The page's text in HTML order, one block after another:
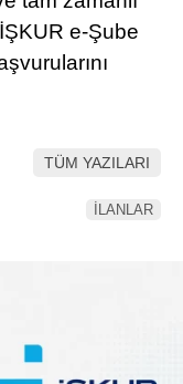
Dribbble
e-Şube
TÜM YAZILARI
İLANLAR